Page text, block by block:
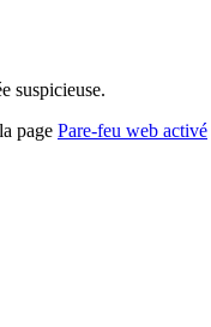
suspicieuse.
page Pare-feu web activé